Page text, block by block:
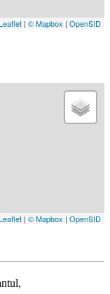
| © Mapbox | OpenSID
| © Mapbox | OpenSID